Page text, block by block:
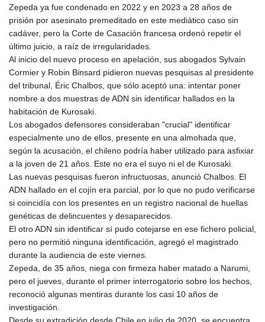
Zepeda ya fue condenado en 2022 y en 2023 a 28 años de
prisión por asesinato premeditado en este mediático caso sin
cadáver, pero la Corte de Casación francesa ordenó repetir el
último juicio, a raíz de irregularidades.
Al inicio del nuevo proceso en apelación, sus abogados Sylvain
Cormier y Robin Binsard pidieron nuevas pesquisas al presidente
del tribunal, Éric Chalbos, que sólo aceptó una: intentar poner
nombre a dos muestras de ADN sin identificar hallados en la
habitación de Kurosaki.
Los abogados defensores consideraban "crucial" identificar
especialmente uno de ellos, presente en una almohada que,
según la acusación, el chileno podría haber utilizado para asfixiar
a la joven de 21 años. Este no era el suyo ni el de Kurosaki.
Las nuevas pesquisas fueron infructuosas, anunció Chalbos. El
ADN hallado en el cojín era parcial, por lo que no pudo verificarse
si coincidía con los presentes en un registro nacional de huellas
genéticas de delincuentes y desaparecidos.
El otro ADN sin identificar sí pudo cotejarse en ese fichero policial,
pero no permitió ninguna identificación, agregó el magistrado
durante la audiencia de este viernes.
Zepeda, de 35 años, niega con firmeza haber matado a Narumi,
pero el jueves, durante el primer interrogatorio sobre los hechos,
reconoció algunas mentiras durante los casi 10 años de
investigación.